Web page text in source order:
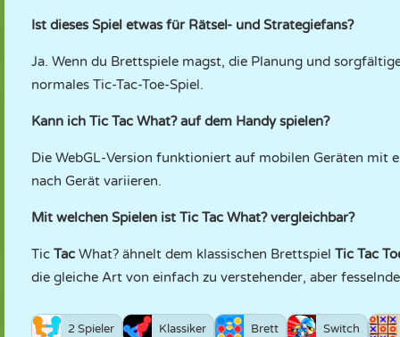
Ist dieses Spiel etwas für Rätsel- und Strategiefans?
Ja. Wenn du Brettspiele magst, die Planung und
normales Tic-Tac-Toe-Spiel.
Kann ich Tic Tac What? auf dem Handy spielen?
Die WebGL-Version funktioniert auf mobilen Geräten mit
nach Gerät variieren.
Mit welchen Spielen ist Tic Tac What? vergleichbar?
Tic Tac What? ähnelt dem klassischen Brettspiel Tic Tac
die gleiche Art von einfach zu verstehender, aber
2 Spieler Klassiker Brett Switch